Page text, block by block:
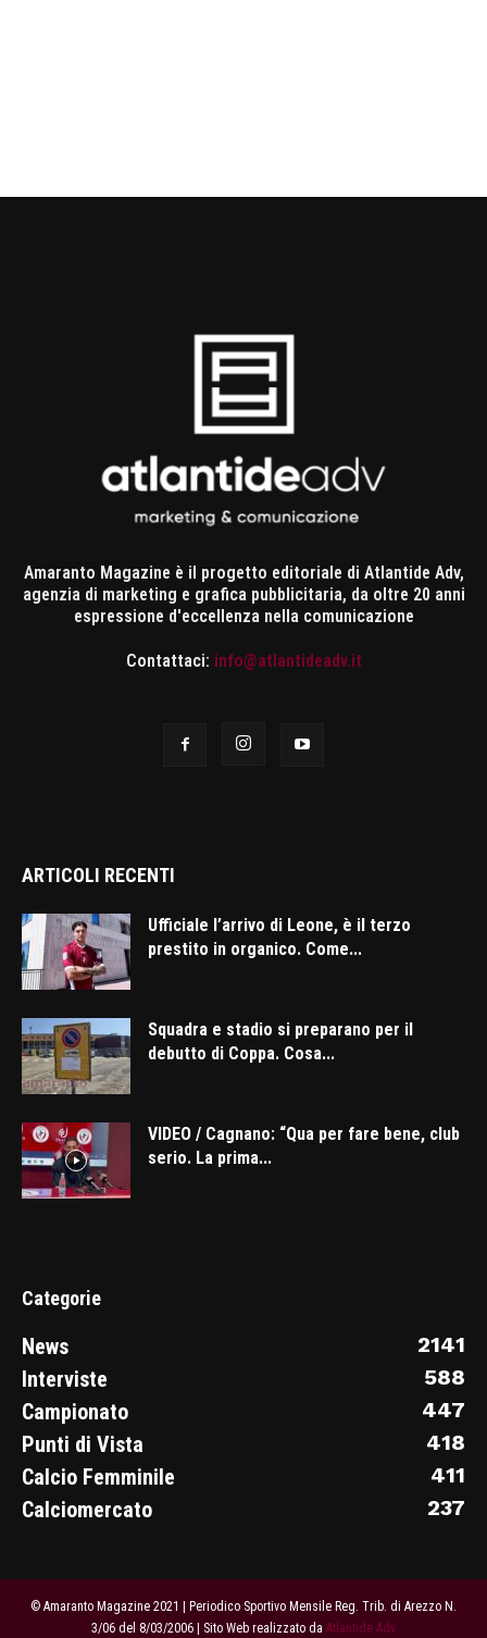
Amaranto Magazine è il progetto editoriale di Atlantide Adv,
agenzia di marketing e grafica pubblicitaria, da oltre 20 anni
espressione d'eccellenza nella comunicazione
Contattaci: info@atlantideadv.it
ARTICOLI RECENTI
Ufficiale l’arrivo di Leone, è il terzo
prestito in organico. Come...
Squadra e stadio si preparano per il
debutto di Coppa. Cosa...
VIDEO / Cagnano: “Qua per fare bene, club
serio. La prima...
Categorie
News
2141
Interviste
588
Campionato
447
Punti di Vista
418
Calcio Femminile
411
Calciomercato
237
© Amaranto Magazine 2021 | Periodico Sportivo Mensile Reg. Trib. di Arezzo N.
3/06 del 8/03/2006 | Sito Web realizzato da Atlantide Adv